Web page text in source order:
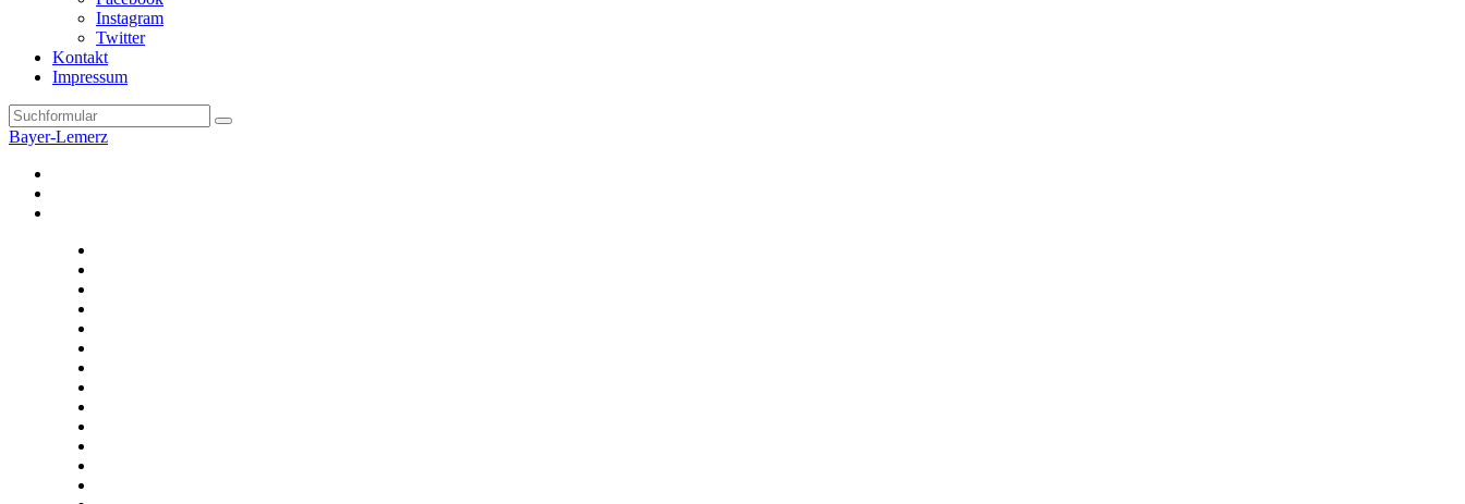
Instagram
Twitter
Kontakt
Impressum
Search
Bayer-Lemerz